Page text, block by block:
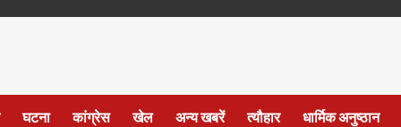
घटना कांग्रेस खेल अन्य खबरें त्यौहार धार्मिक अनुष्ठान